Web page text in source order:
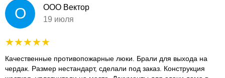
О
ООО Вектор
19 июля
Качественные противопожарные люки. Брали для выхода на
чердак. Размер нестандарт, сделали под заказ. Конструкция